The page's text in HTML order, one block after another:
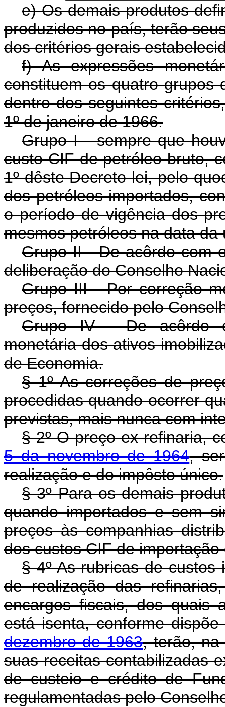
e) Os demais produtos
produzidos no país, terão
dos critérios gerais
f) As expressões
constituem os quatro grupos
dentro dos seguintes
1º de janeiro de 1966.
Grupo I - sempre que
custo CIF de petróleo bruto,
1º dêste Decreto-lei, pelo
dos petróleos importados,
o período de vigência dos
mesmos petróleos na data
Grupo II - De acôrdo com
deliberação do Conselho
Grupo III - Por correção
preços, fornecido pelo
Grupo IV - De acôrdo
monetária dos ativos
de Economia.
§ 1º As correções de
procedidas quando ocorrer
previstas, mais nunca com
§ 2º O preço ex-refinaria,
5 da novembro de 1964,
realização e do impôsto único.
§ 3º Para os demais
quando importados e sem
preços às companhias
dos custos CIF de
§ 4º As rubricas de
de realização das
encargos fiscais, dos quais
está isenta, conforme
dezembro de 1963, terão, na
suas receitas contabilizadas
de custeio e crédito de
regulamentadas pelo